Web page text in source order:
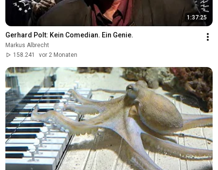
1:37:25
Gerhard Polt: Kein Comedian. Ein Genie.
Markus Albrecht
158.241
vor 2 Monaten